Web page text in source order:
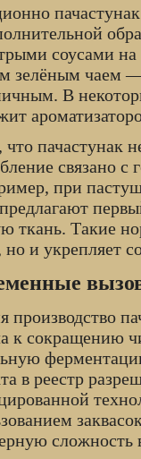
соусами на
зелёным чаем —
В
пачастунак
связано
при
предлагают
ткань. Такие
но и укрепляет
производство
к сокращению
в реестр
сложность